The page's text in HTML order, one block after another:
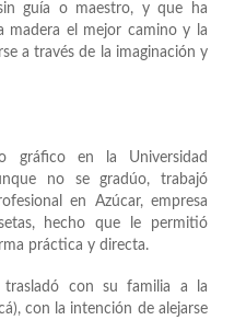
guía o maestro, y que ha
madera el mejor camino y la
a través de la imaginación y
gráfico en la Universidad
no se gradúo, trabajó
en Azúcar, empresa
hecho que le permitió
práctica y directa.
trasladó con su familia a la
con la intención de alejarse